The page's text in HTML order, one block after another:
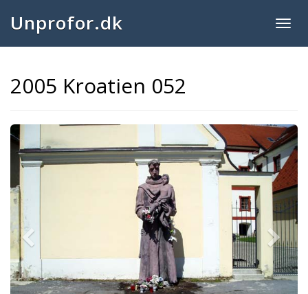
Unprofor.dk
2005 Kroatien 052
Previous Next